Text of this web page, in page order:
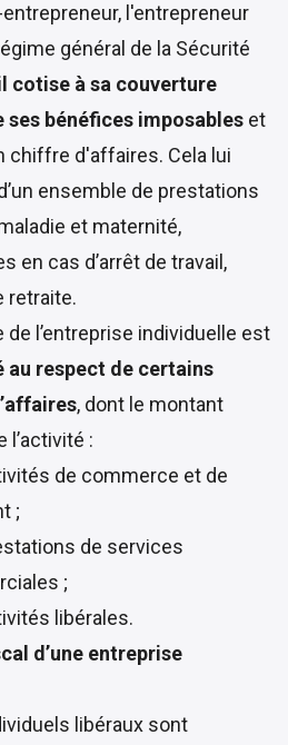
l'entrepreneur
général de la Sécurité
cotise à sa couverture
ses bénéfices imposables et
chiffre d'affaires. Cela lui
ensemble de prestations
et maternité,
en cas d’arrêt de travail,
retraite.
l’entreprise individuelle est
au respect de certains
, dont le montant
l’activité :
de commerce et de
;
de services
;
libérales.
d’une entreprise
libéraux sont